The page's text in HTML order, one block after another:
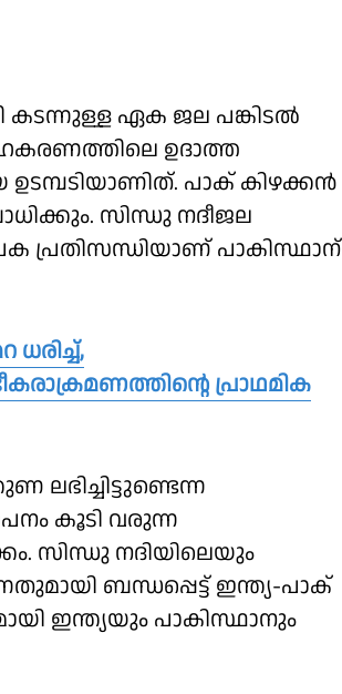
കടന്നുള്ള ഏക ജല പങ്കിടല്‍
ഉദാത്ത
പാക് കിഴക്കന്‍
സിന്ധു നദീജല
പ്രതിസന്ധിയാണ് പാകിസ്ഥാന്
പ്രാഥമിക
ലഭിച്ചിട്ടുണ്ടെന്ന
കൂടി വരുന്ന
സിന്ധു നദിയിലെയും
ബന്ധപ്പെട്ട് ഇന്ത്യ-പാക്
ഇന്ത്യയും പാകിസ്ഥാനും